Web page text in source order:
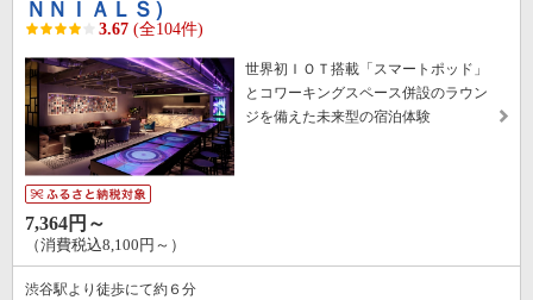
ＮＮＩＡＬＳ）
3.67 (全104件)
世界初ＩＯＴ搭載「スマートポッド」
とコワーキングスペース併設のラウン
ジを備えた未来型の宿泊体験
7,364円～
（消費税込8,100円～）
渋谷駅より徒歩にて約６分